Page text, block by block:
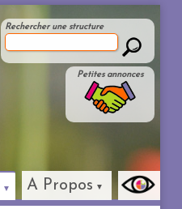
Rechercher une structure
Petites annonces
A Propos